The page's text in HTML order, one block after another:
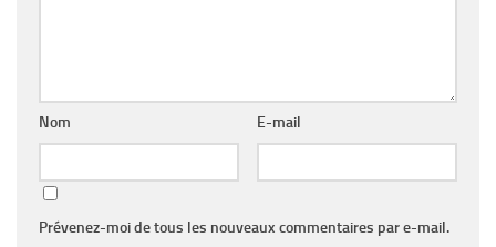
Nom E-mail
Prévenez-moi de tous les nouveaux commentaires par e-mail.